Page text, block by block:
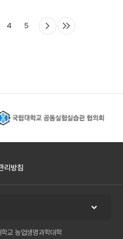
4 5
리방침
교 농업생명과학대학